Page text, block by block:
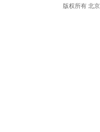
版权所有 北